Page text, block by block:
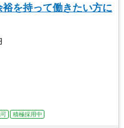
裕を持って働きたい方に
積極採用中